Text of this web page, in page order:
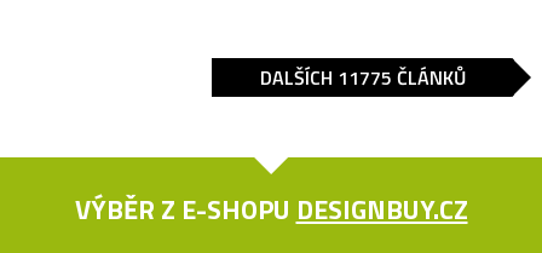
DALŠÍCH 11775 ČLÁNKŮ
VÝBĚR Z E-SHOPU DESIGNBUY.CZ